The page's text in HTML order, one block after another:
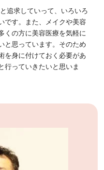
追求していって、いろいろ
です。また、メイクや美容
くの方に美容医療を気軽に
と思っています。そのため
を身に付けておく必要があ
行っていきたいと思いま